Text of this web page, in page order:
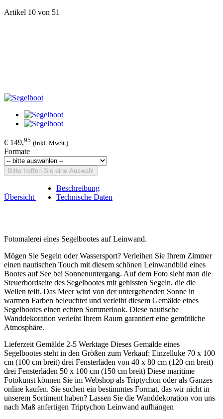
Artikel 10 von 51
€ 149,95 (inkl. MwSt.)
Formate
Bitte treffen Sie eine Auswahl
Übersicht
Beschreibung
Technische Daten
Fotomalerei eines Segelbootes auf Leinwand.
Mögen Sie Segeln oder Wassersport? Verleihen Sie Ihrem Zimmer
einen nautischen Touch mit diesem schönen Leinwandbild eines
Bootes auf See bei Sonnenuntergang. Auf dem Foto sieht man die
Steuerbordseite des Segelbootes mit gehissten Segeln, die die
Wellen teilt. Das Meer wird von der untergehenden Sonne in
warmen Farben beleuchtet und verleiht diesem Gemälde eines
Segelbootes einen echten Sommerlook. Diese nautische
Wanddekoration verleiht Ihrem Raum garantiert eine gemütliche
Atmosphäre.
Lieferzeit Gemälde 2-5 Werktage Dieses Gemälde eines
Segelbootes steht in den Größen zum Verkauf: Einzelluke 70 x 100
cm (100 cm breit) drei Fensterläden von 40 x 80 cm (120 cm breit)
drei Fensterläden 50 x 100 cm (150 cm breit) Diese maritime
Fotokunst können Sie im Webshop als Triptychon oder als Ganzes
online kaufen. Sie suchen ein bestimmtes Format, das wir nicht in
unserem Sortiment haben? Lassen Sie die Wanddekoration von uns
nach Maß anfertigen Triptychon Leinwand aufhängen